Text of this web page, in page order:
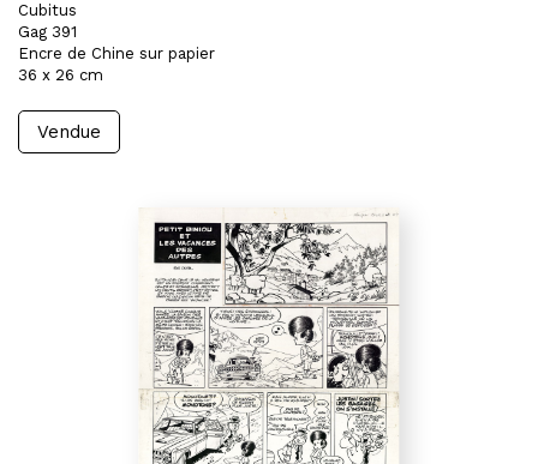
Cubitus
Gag 391
Encre de Chine sur papier
36 x 26 cm
Vendue